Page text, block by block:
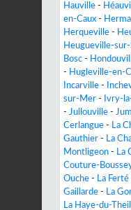
Hauville -
en-Caux -
Herqueville -
Heugueville-sur-
Bosc -
- Hugleville-en-
Incarville -
sur-Mer - Ivry-
- Jullouville -
Cerlangue - La
Gauthier - La
Montligeon - La
Couture-
Ouche - La
Gaillarde - La
La Haye-du-Theil